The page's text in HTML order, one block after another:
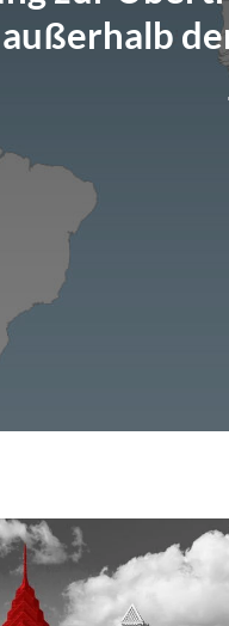
außerhalb